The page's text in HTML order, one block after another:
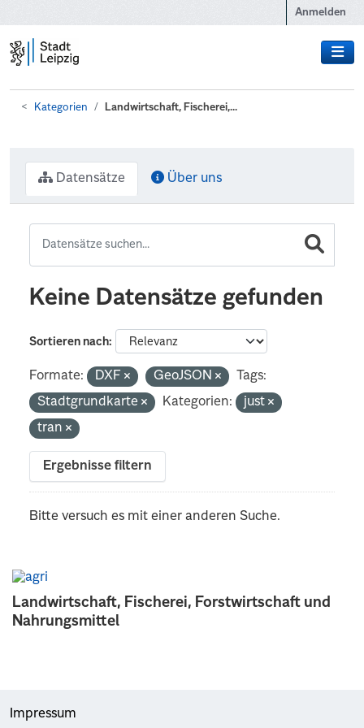
Anmelden
Kategorien Landwirtschaft, Fischerei,...
Landwirtschaft, Fischerei, Forstwirtschaft und
Nahrungsmittel
Datensätze Über uns
Keine Datensätze gefunden
Sortieren nach
Formate: DXF GeoJSON
Tags:
Stadtgrundkarte
Kategorien:
just
tran
Ergebnisse filtern
Bitte versuch es mit einer anderen Suche.
Impressum